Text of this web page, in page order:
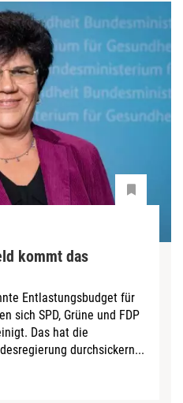
kommt das
Entlastungsbudget für
sich SPD, Grüne und FDP
Das hat die
durchsickern...